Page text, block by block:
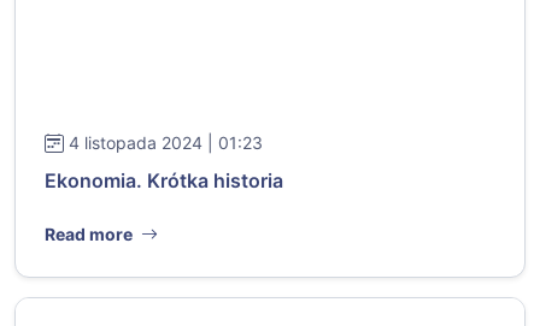
4 listopada 2024 | 01:23
Ekonomia. Krótka historia
Read more